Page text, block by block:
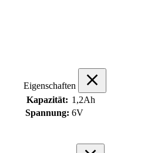
Eigenschaften
Kapazität: 1,2Ah
Spannung: 6V